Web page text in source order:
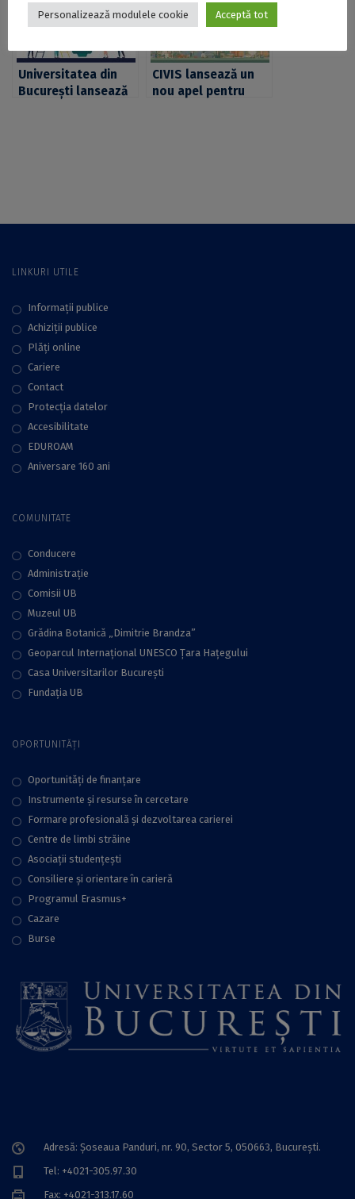
Universitatea din
București lansează
CIVIS lansează un
nou apel pentru
LINKURI UTILE
Informații publice
Achiziții publice
Plăţi online
Cariere
Contact
Protecţia datelor
Accesibilitate
EDUROAM
Aniversare 160 ani
COMUNITATE
Conducere
Administraţie
Comisii UB
Muzeul UB
Grădina Botanică „Dimitrie Brandza”
Geoparcul Internațional UNESCO Țara Hațegului
Casa Universitarilor București
Fundaţia UB
OPORTUNITĂȚI
Oportunități de finanțare
Instrumente și resurse în cercetare
Formare profesională și dezvoltarea carierei
Centre de limbi străine
Asociații studențești
Consiliere şi orientare în carieră
Programul Erasmus+
Cazare
Burse
Adresă: Șoseaua Panduri, nr. 90, Sector 5, 050663, Bucureşti.
Tel: +4021-305.97.30
Fax: +4021-313.17.60
Personalizează modulele cookie Acceptă tot